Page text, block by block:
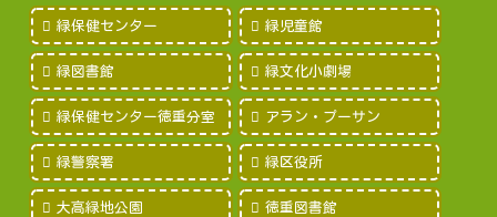
緑保健センター 緑児童館
緑図書館 緑文化小劇場
緑保健センター徳重分室 アラン・プーサン
緑警察署 緑区役所
大高緑地公園 徳重図書館